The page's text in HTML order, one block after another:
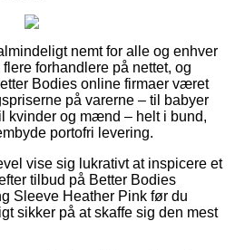
nemt for alle og enhver
forhandlere på nettet, og
Bodies online firmaer været
på varerne – til babyer
kvinder og mænd – helt i bund,
portofri levering.
vise sig lukrativt at inspicere et
tilbud på Better Bodies
Sleeve Heather Pink før du
sikker på at skaffe sig den mest